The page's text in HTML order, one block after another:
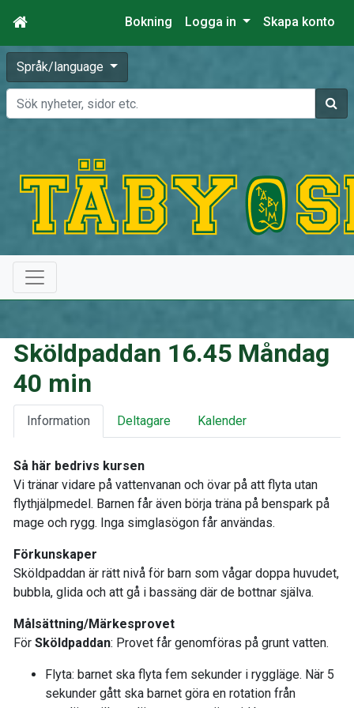
Bokning Logga in Skapa konto
Språk/language
Sök
Sköldpaddan 16.45 Måndag
40 min
Information Deltagare Kalender
Så här bedrivs kursen
Vi tränar vidare på vattenvanan och övar på att flyta utan
flythjälpmedel. Barnen får även börja träna på benspark på
mage och rygg. Inga simglasögon får användas.
Förkunskaper
Sköldpaddan är rätt nivå för barn som vågar doppa huvudet,
bubbla, glida och att gå i bassäng där de bottnar själva.
Målsättning/Märkesprovet
För Sköldpaddan: Provet får genomföras på grunt vatten.
Flyta: barnet ska flyta fem sekunder i ryggläge. När 5
sekunder gått ska barnet göra en rotation från